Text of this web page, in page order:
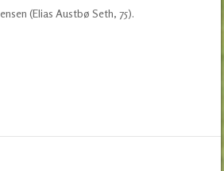
(Elias Austbø Seth, 75).